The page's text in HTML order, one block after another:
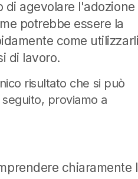
di agevolare l'adozione
potrebbe essere la
come utilizzarli
di lavoro.
risultato che si può
proviamo a
chiaramente